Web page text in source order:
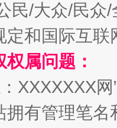
民/大众/民
定和国际互
属问题：
XXXXXXX
拥有管理笔